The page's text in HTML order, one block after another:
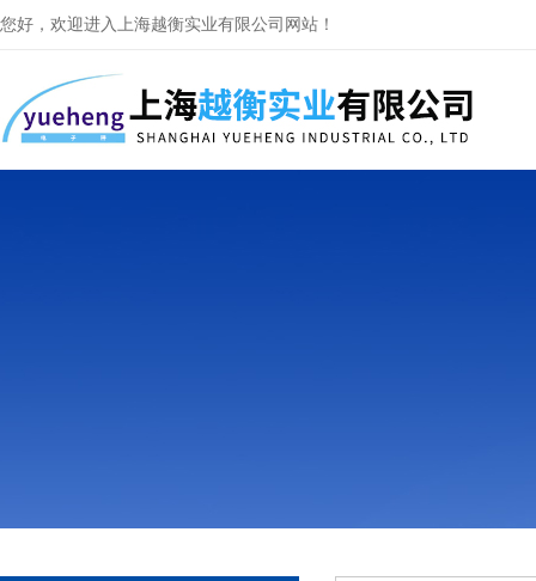
您好，欢迎进入上海越衡实业有限公司网站！